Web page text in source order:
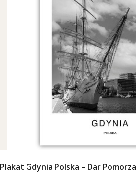
Plakat Gdynia Polska – Dar Pomorza